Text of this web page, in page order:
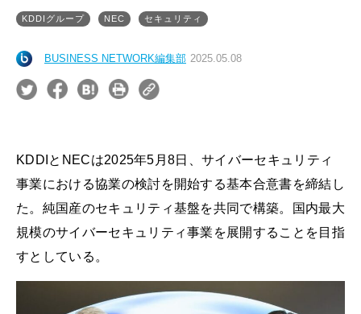
KDDIグループ NEC セキュリティ
BUSINESS NETWORK編集部 2025.05.08
KDDIとNECは2025年5月8日、サイバーセキュリティ
事業における協業の検討を開始する基本合意書を締結し
た。純国産のセキュリティ基盤を共同で構築。国内最大
規模のサイバーセキュリティ事業を展開することを目指
すとしている。